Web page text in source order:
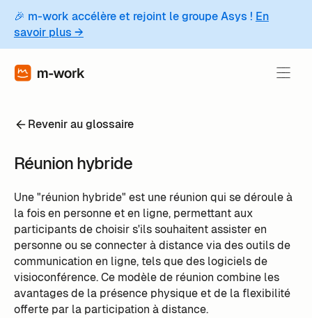
🎉 m-work accélère et rejoint le groupe Asys ! En
savoir plus →
Revenir au glossaire
Réunion hybride
Une "réunion hybride" est une réunion qui se déroule à
la fois en personne et en ligne, permettant aux
participants de choisir s'ils souhaitent assister en
personne ou se connecter à distance via des outils de
communication en ligne, tels que des logiciels de
visioconférence. Ce modèle de réunion combine les
avantages de la présence physique et de la flexibilité
offerte par la participation à distance.